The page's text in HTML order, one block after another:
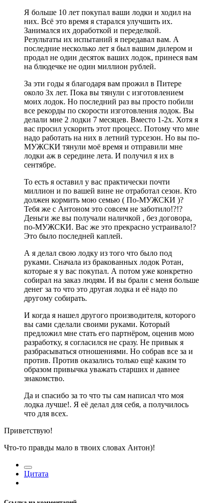
Я больше 10 лет покупал ваши лодки и ходил на
них. Всё это время я старался улучшить их.
Занимался их доработкой и переделкой.
Результаты их испытаний я передавал вам. А
последние несколько лет я был вашим дилером и
продал не один десяток ваших лодок, принеся вам
на блюдечке не один миллион рублей.
За эти годы я благодаря вам прожил в Питере
около 3х лет. Пока вы тянули с изготовлением
моих лодок. Но последний раз вы просто побили
все рекорды по скорости изготовления лодок. Вы
делали мне 2 лодки 7 месяцев. Вместо 1-2х. Хотя я
вас просил ускорить этот процесс. Потому что мне
надо работать на них в летний турсезон. Но вы по-
МУЖСКИ тянули моё время и отправили мне
лодки аж в середине лета. И получил я их в
сентябре.
То есть я оставил у вас практически почти
миллион и по вашей вине не отработал сезон. Кто
должен кормить мою семью ( По-МУЖСКИ )?
Тебя же с Антоном это совсем не заботило!?!?
Деньги же вы получали наличкой , без договора,
по-МУЖСКИ. Вас же это прекрасно устраивало!?
Это было последней каплей.
А я делал свою лодку из того что было под
руками. Сначала из бракованных лодок Ротан,
которые я у вас покупал. А потом уже конкретно
собирал на заказ людям. И вы брали с меня больше
денег за то что это другая лодка и её надо по
другому собирать.
И когда я нашел другого производителя, которого
вы сами сделали своими руками. Который
предложил мне стать его партнёром, оценив мою
разработку, я согласился не сразу. Не привык я
разбрасываться отношениями. Но собрав все за и
против. Против оказались только ещё каким то
образом привычка уважать старших и давнее
знакомство.
Да и спасибо за то что ты сам написал что моя
лодка лучше!. Я её делал для себя, а получилось
что для всех.
Приветствую!
Что-то правды мало в твоих словах Антон)!
Цитата